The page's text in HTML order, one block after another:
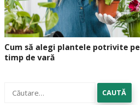
Cum să alegi plantele potrivite
timp de vară
după: